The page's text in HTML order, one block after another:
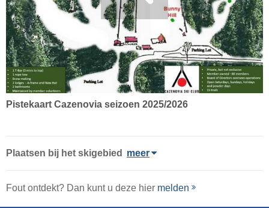
Pistekaart Cazenovia seizoen 2025/2026
Plaatsen bij het skigebied meer
Fout ontdekt? Dan kunt u deze hier melden